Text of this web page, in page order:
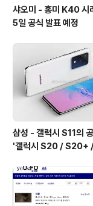
샤오미 - 홍미 K40 시
5일 공식 발표 예정
삼성 - 갤럭시 S11의
'갤럭시 S20 / S20+